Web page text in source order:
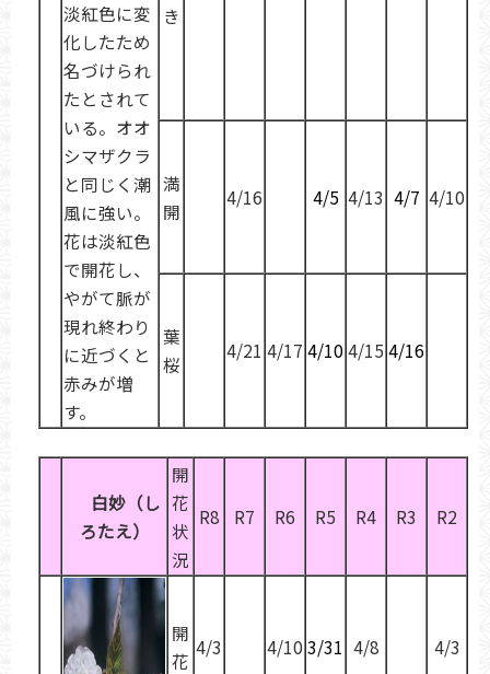
淡紅色に変
化したため
名づけられ
たとされて
いる。オオ
シマザクラ
と同じく潮
風に強い。
花は淡紅色
で開花し、
やがて脈が
現れ終わり
に近づくと
赤みが増
す。
き
満
開
4/16 4/5 4/13 4/7 4/10
葉
桜
4/21 4/17 4/104/15 4/16
白妙（し
ろたえ）
開
花
状
況
R8 R7 R6 R5 R4 R3 R2
開
花
4/3 4/10 3/31 4/8 4/3